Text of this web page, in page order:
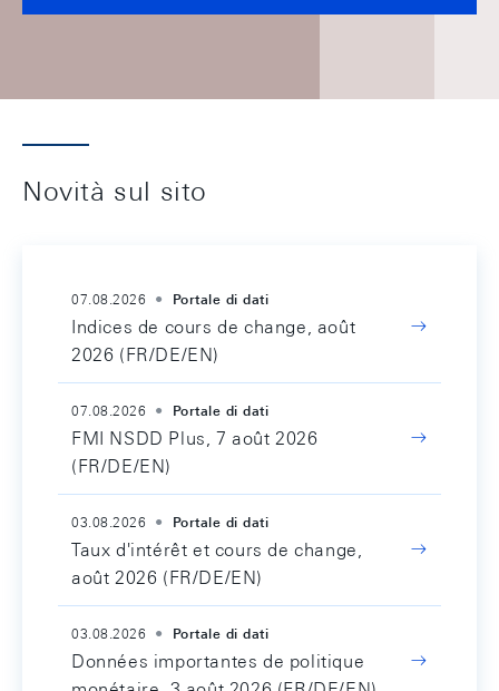
Novità sul sito
07.08.2026 Portale di dati
Indices de cours de change, août
2026 (FR/DE/EN)
07.08.2026 Portale di dati
FMI NSDD Plus, 7 août 2026
(FR/DE/EN)
03.08.2026 Portale di dati
Taux d'intérêt et cours de change,
août 2026 (FR/DE/EN)
03.08.2026 Portale di dati
Données importantes de politique